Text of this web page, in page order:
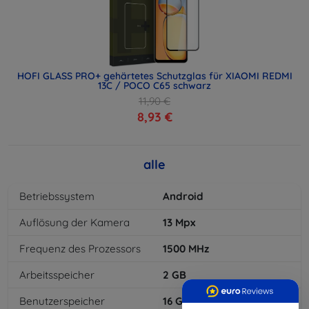
HOFI GLASS PRO+ gehärtetes Schutzglas für XIAOMI REDMI
13C / POCO C65 schwarz
11,90 €
8,93 €
alle
Betriebssystem
Android
Auflösung der Kamera
13 Mpx
Frequenz des Prozessors
1500 MHz
Arbeitsspeicher
2 GB
Benutzerspeicher
16 GB